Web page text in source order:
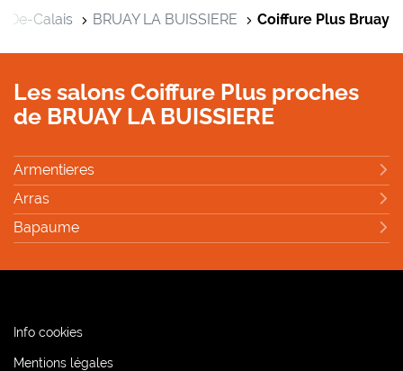
De-Calais BRUAY LA BUISSIERE Coiffure Plus Bruay
Les salons Coiffure Plus proches
de BRUAY LA BUISSIERE
Armentieres
Arras
Bapaume
Info cookies(ouvre
une
Mentions légales(ouvre